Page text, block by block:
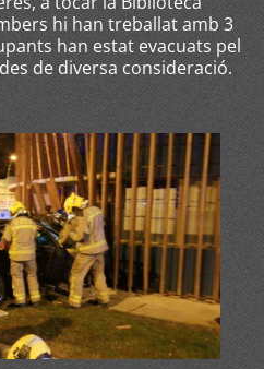
hi han treballat amb 3
han estat evacuats pel
de diversa consideració.